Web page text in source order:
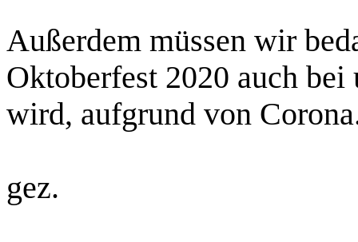
Außerdem müssen wir
Oktoberfest 2020 auch
wird, aufgrund von
gez.